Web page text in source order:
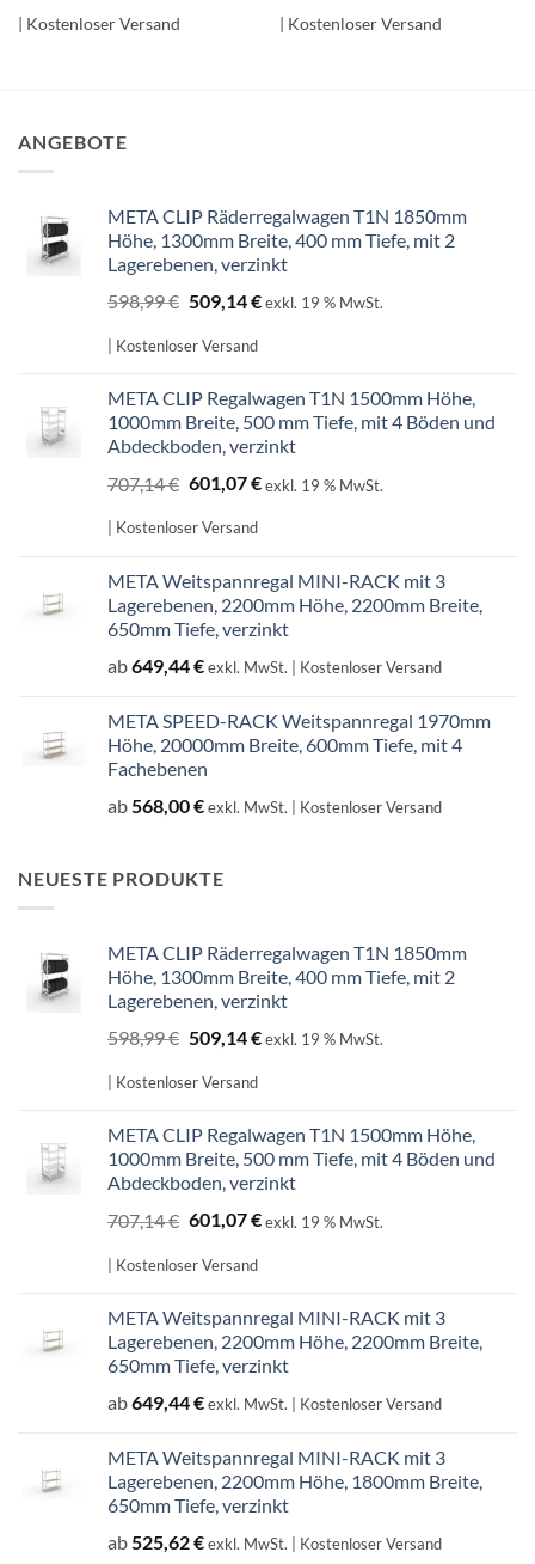
| Kostenloser Versand | Kostenloser Versand
ANGEBOTE
META CLIP Räderregalwagen T1N 1850mm
Höhe, 1300mm Breite, 400 mm Tiefe, mit 2
Lagerebenen, verzinkt
598,99€ Ursprünglicher
Preis
war:
509,14€Aktueller
exkl. 19 % MwSt.
| Kostenloser Versand
META CLIP Regalwagen T1N 1500mm Höhe,
1000mm Breite, 500 mm Tiefe, mit 4 Böden und
Abdeckboden, verzinkt
707,14€ Ursprünglicher
war:
601,07€Aktueller
exkl. 19 % MwSt.
| Kostenloser Versand
META Weitspannregal MINI-RACK mit 3
Lagerebenen, 2200mm Höhe, 2200mm Breite,
650mm Tiefe, verzinkt
ab649,44€exkl. MwSt. | Kostenloser Versand
META SPEED-RACK Weitspannregal 1970mm
Höhe, 20000mm Breite, 600mm Tiefe, mit 4
Fachebenen
ab568,00€exkl. MwSt. | Kostenloser Versand
NEUESTE PRODUKTE
META CLIP Räderregalwagen T1N 1850mm
Höhe, 1300mm Breite, 400 mm Tiefe, mit 2
Lagerebenen, verzinkt
598,99€ Ursprünglicher
Preis
war:
509,14€Aktueller
exkl. 19 % MwSt.
| Kostenloser Versand
META CLIP Regalwagen T1N 1500mm Höhe,
1000mm Breite, 500 mm Tiefe, mit 4 Böden und
Abdeckboden, verzinkt
707,14€ Ursprünglicher
war:
601,07€Aktueller
exkl. 19 % MwSt.
| Kostenloser Versand
META Weitspannregal MINI-RACK mit 3
Lagerebenen, 2200mm Höhe, 2200mm Breite,
650mm Tiefe, verzinkt
ab649,44€exkl. MwSt. | Kostenloser Versand
META Weitspannregal MINI-RACK mit 3
Lagerebenen, 2200mm Höhe, 1800mm Breite,
650mm Tiefe, verzinkt
ab525,62€exkl. MwSt. | Kostenloser Versand